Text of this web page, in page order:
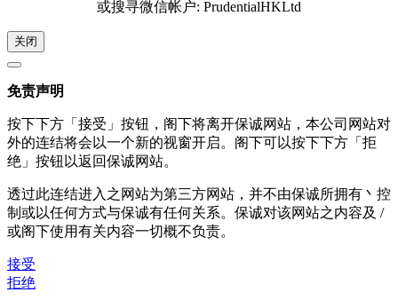
或搜寻微信帐户: PrudentialHKLtd
关闭
免责声明
按下下方「接受」按钮，阁下将离开保诚网站，本公司网站对
外的连结将会以一个新的视窗开启。阁下可以按下下方「拒
绝」按钮以返回保诚网站。
透过此连结进入之网站为第三方网站，并不由保诚所拥有丶控
制或以任何方式与保诚有任何关系。保诚对该网站之内容及 /
或阁下使用有关内容一切概不负责。
接受
拒绝